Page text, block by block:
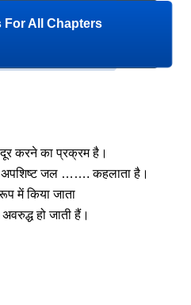
For All Chapters
करने का प्रक्रम है।
अपशिष्ट जल ……. कहलाता है।
में किया जाता
हो जाती हैं।